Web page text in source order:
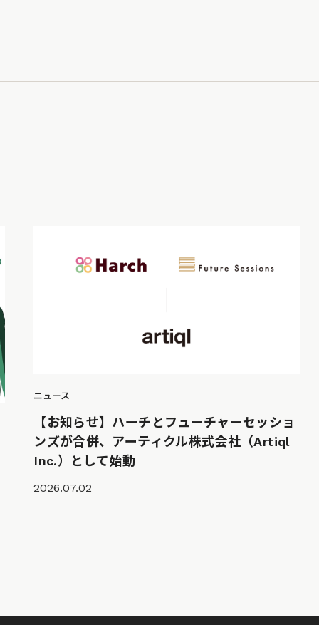
ニュース
【お知らせ】ハーチとフューチャーセッショ
ンズが合併、アーティクル株式会社（Artiql
Inc.）として始動
2026.07.02